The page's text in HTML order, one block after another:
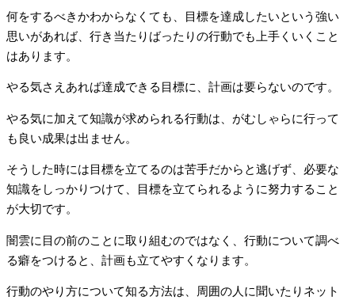
何をするべきかわからなくても、目標を達成したいという強い
思いがあれば、行き当たりばったりの行動でも上手くいくこと
はあります。
やる気さえあれば達成できる目標に、計画は要らないのです。
やる気に加えて知識が求められる行動は、がむしゃらに行って
も良い成果は出ません。
そうした時には目標を立てるのは苦手だからと逃げず、必要な
知識をしっかりつけて、目標を立てられるように努力すること
が大切です。
闇雲に目の前のことに取り組むのではなく、行動について調べ
る癖をつけると、計画も立てやすくなります。
行動のやり方について知る方法は、周囲の人に聞いたりネット